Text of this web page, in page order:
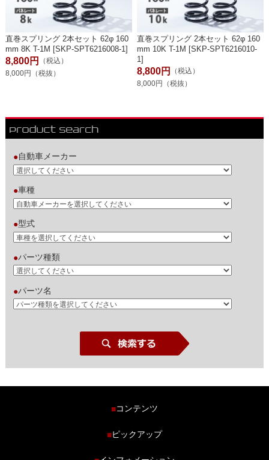
直巻スプリング 2本セット 62φ 160
mm 8K T-1M [SKP-SPT6216008-1]
8,800円
（税込）
8,000円（税抜）
直巻スプリング 2本セット 62φ 160
mm 10K T-1M [SKP-SPT6216010-
1]
8,800円
（税込）
8,000円（税抜）
●自動車メーカー
●車種
●型式
●パーツ種類
●パーツ名
■コンテンツ
■ピックアップ